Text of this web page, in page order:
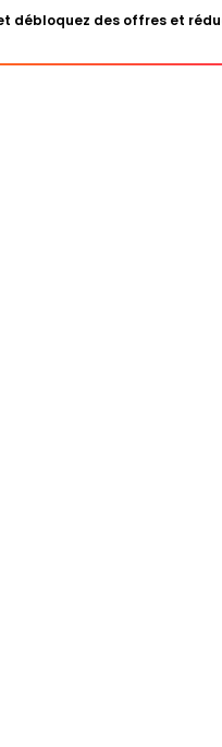
débloquez des offres et